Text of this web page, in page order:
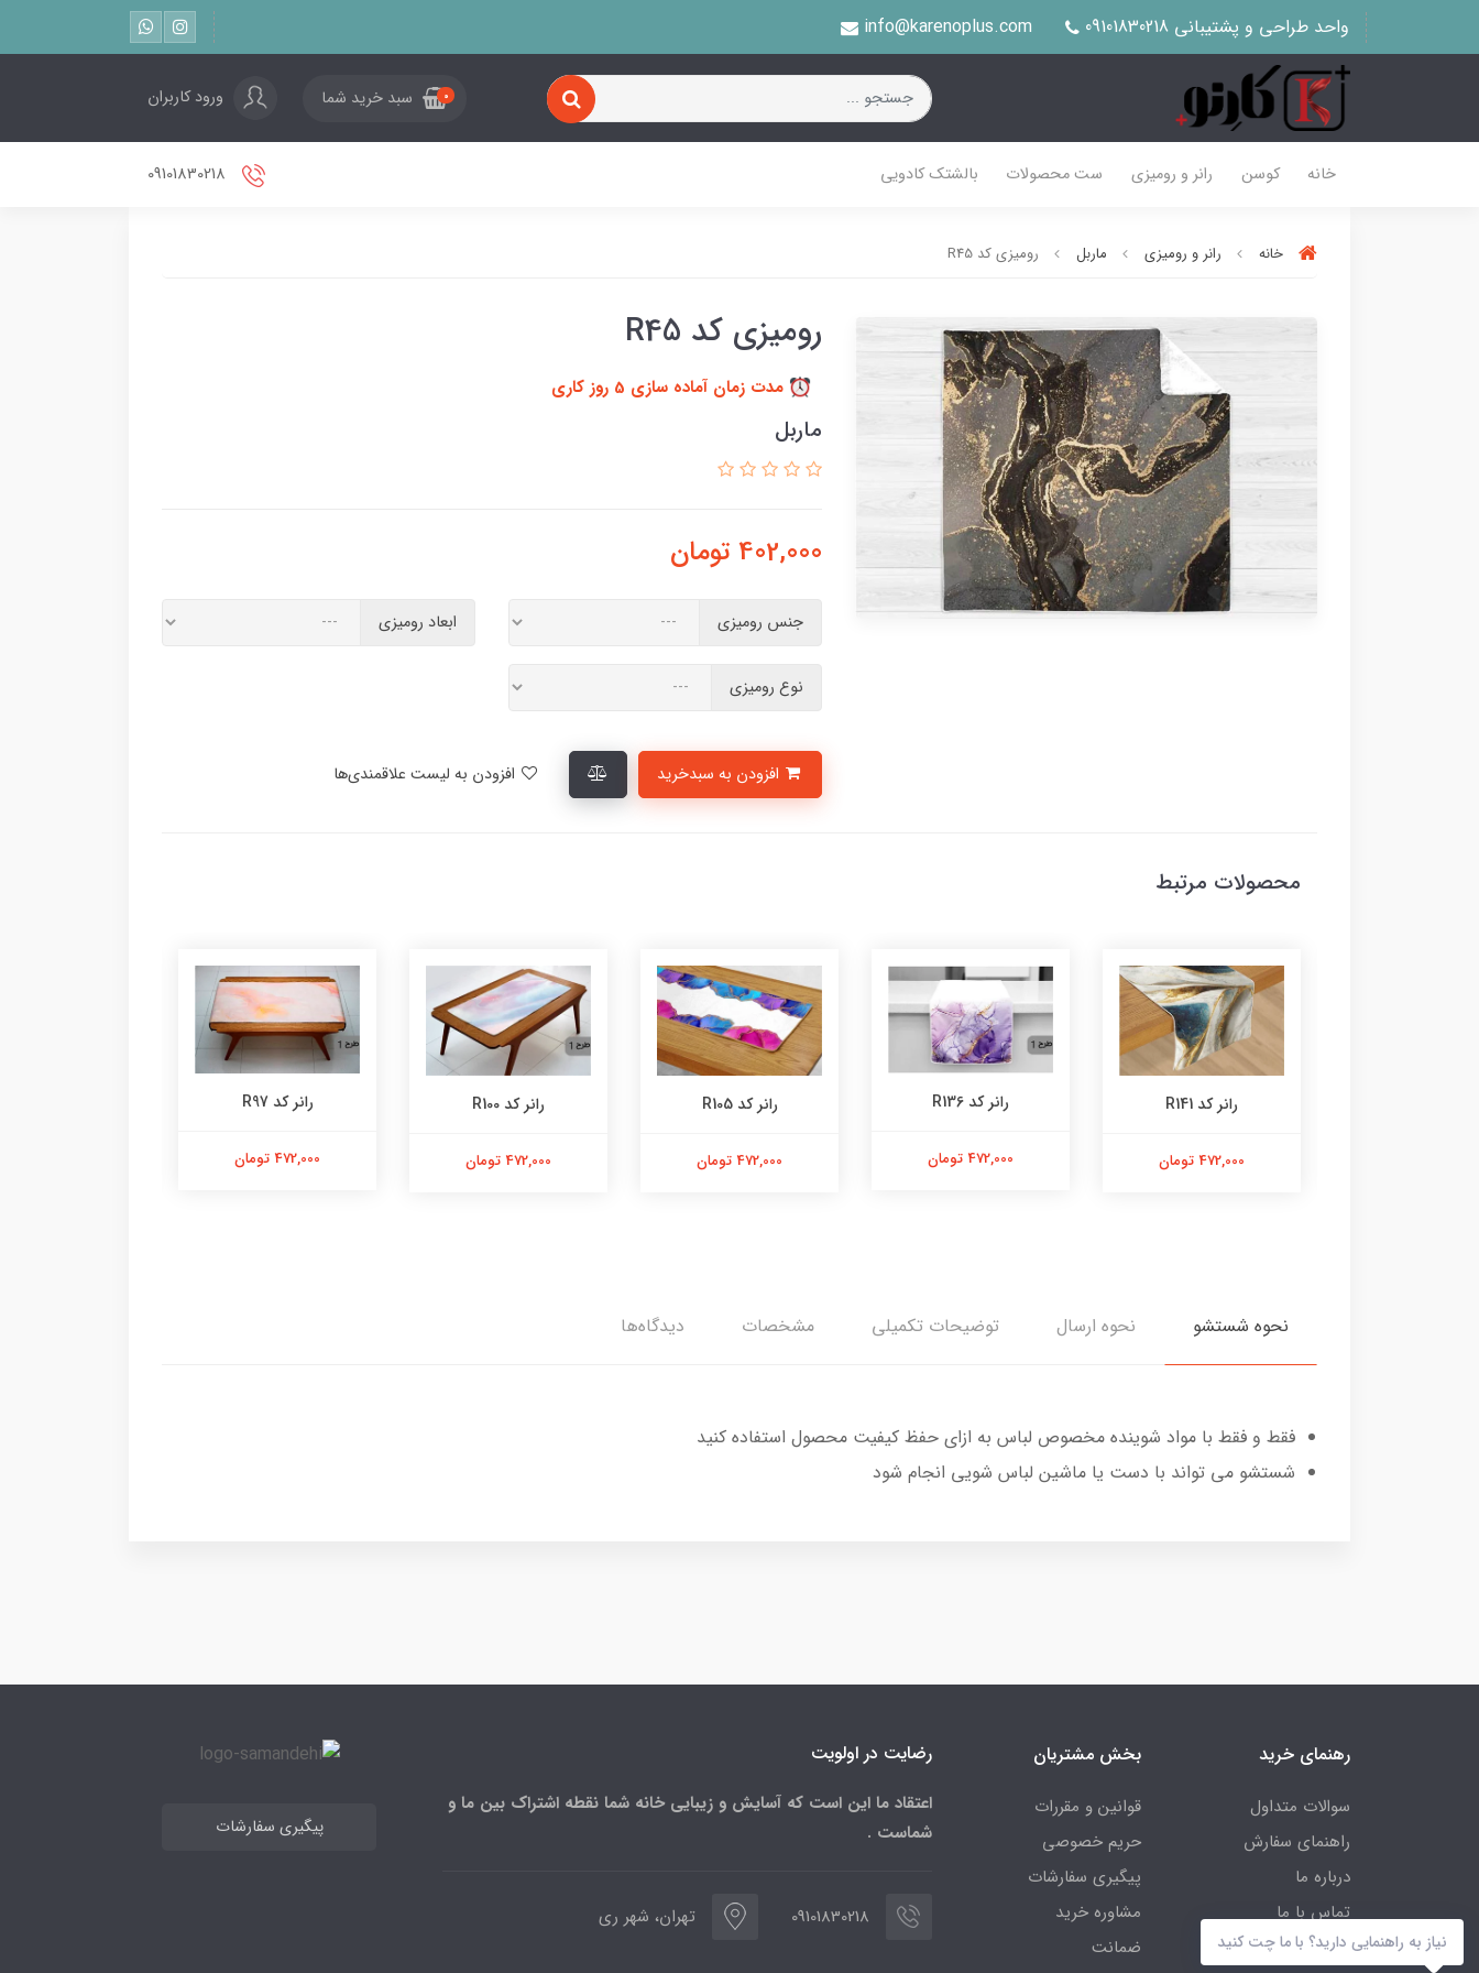
واحد طراحی و پشتیبانی 09101830218 info@karenoplus.com
0 سبد خرید شما ورود کاربران
خانه کوسن رانر و رومیزی ست محصولات بالشتک کادویی
خانه رانر و رومیزی ماربل رومیزی کد R45
رومیزی کد R45
مدت زمان آماده سازی 5 روز کاری
ماربل
402,000 تومان
جنس رومیزی ابعاد رومیزی
نوع رومیزی
محصولات مرتبط
رانر کد R141
472,000 تومان
رانر کد R136
472,000 تومان
رانر کد R105
472,000 تومان
رانر کد R100
472,000 تومان
رانر کد R97
472,000 تومان
نحوه شستشو نحوه ارسال توضیحات تکمیلی مشخصات دیدگاه‌ها
فقط و فقط با مواد شوینده مخصوص لباس به ازای حفظ کیفیت محصول استفاده کنید
شستشو می تواند با دست یا ماشین لباس شویی انجام شود
رهنمای خرید
سوالات متداول
راهنمای سفارش
درباره ما
تماس با ما
بخش مشتریان
قوانین و مقررات
حریم خصوصی
پیگیری سفارشات
مشاوره خرید
ضمانت
رضایت در اولویت
اعتقاد ما این است که آسایش و زیبایی خانه شما نقطه اشتراک بین ما و
شماست .
09101830218 تهران، شهر ری
پیگیری سفارشات
نیاز به راهنمایی دارید؟ با ما چت کنید